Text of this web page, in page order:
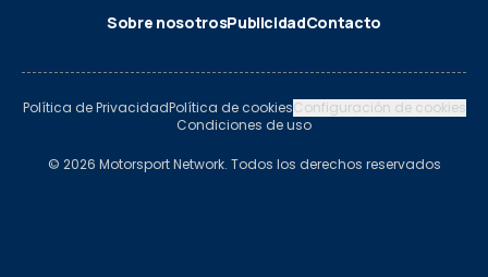
Sobre nosotrosPublicidadContacto
Política de PrivacidadPolítica de cookiesConfiguración de cookies
Condiciones de uso
© 2026 Motorsport Network. Todos los derechos reservados